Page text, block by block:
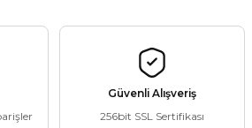
Güvenli Alışveriş
256bit SSL Sertifikası